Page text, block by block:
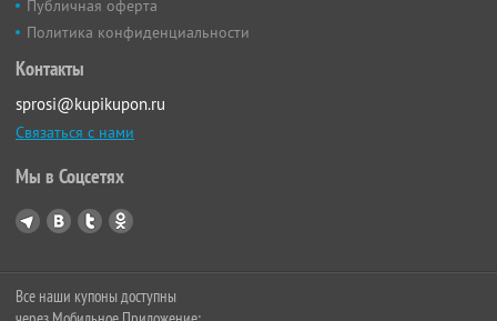
Публичная оферта
Политика конфиденциальности
Контакты
sprosi@kupikupon.ru
Связаться с нами
Мы в Соцсетях
Все наши купоны доступны